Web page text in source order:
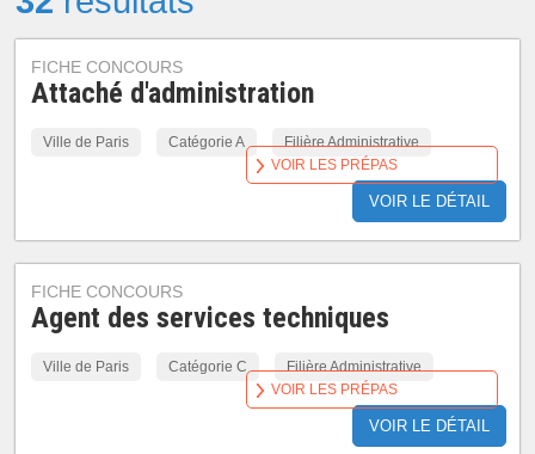
FICHE CONCOURS
Attaché d'administration
Ville de Paris Catégorie A Filière Administrative
VOIR LE DÉTAIL
VOIR LES PRÉPAS
FICHE CONCOURS
Agent des services techniques
Ville de Paris Catégorie C Filière Administrative
VOIR LE DÉTAIL
VOIR LES PRÉPAS